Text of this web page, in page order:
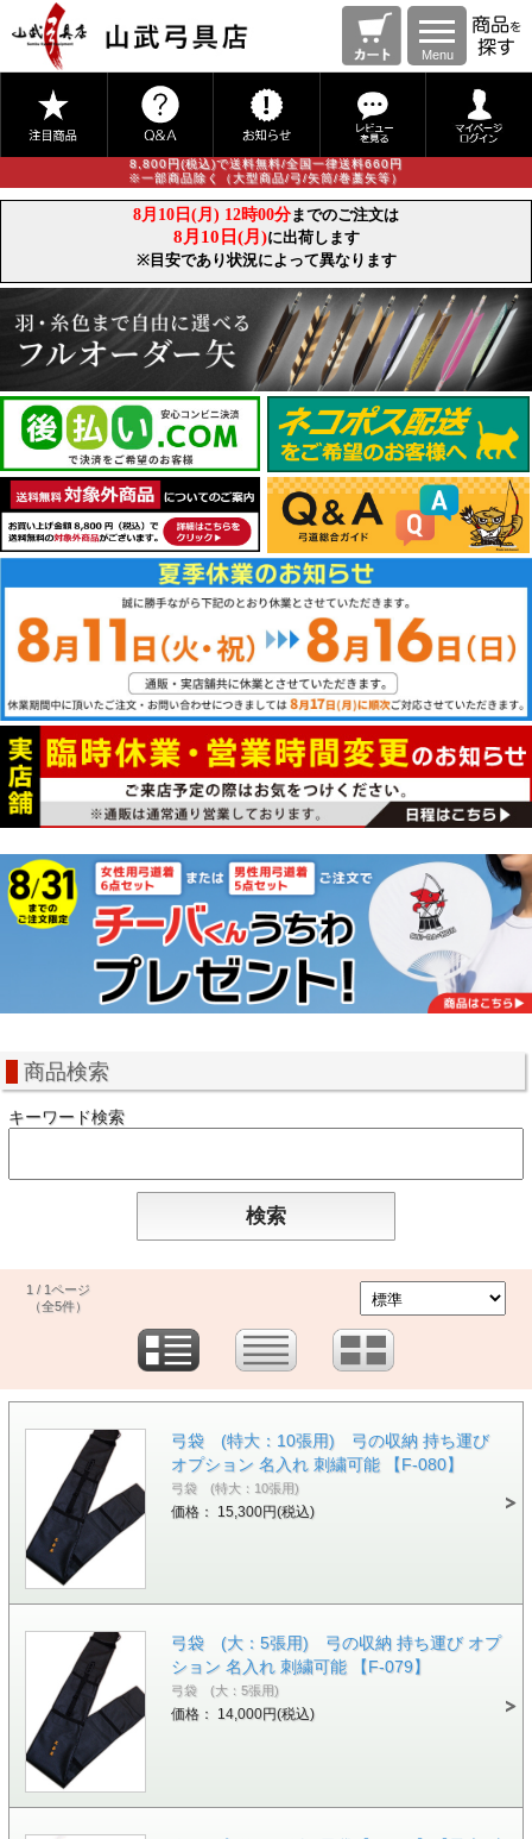
Menu
8,800円(税込)で送料無料/全国一律送料660円
※一部商品除く（大型商品/弓/矢筒/巻藁矢等）
商品検索
キーワード検索
1 / 1ページ
（全5件）
弓袋 (特大：10張用) 弓の収納 持ち運び
オプション 名入れ 刺繍可能 【F-080】
弓袋 (特大：10張用)
価格： 15,300円(税込)
弓袋 (大：5張用) 弓の収納 持ち運び オプ
ション 名入れ 刺繍可能 【F-079】
弓袋 (大：5張用)
価格： 14,000円(税込)